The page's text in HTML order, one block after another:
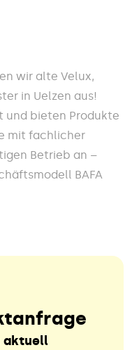
wir alte Velux,
in Uelzen aus!
und bieten Produkte
mit fachlicher
Betrieb an –
BAFA
aktuell